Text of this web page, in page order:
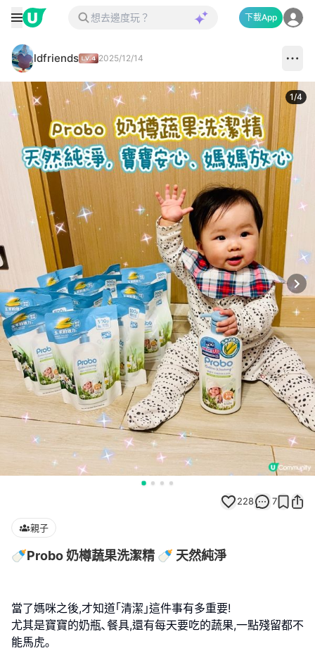
下載App
ldfriends 2025/12/14
1/4
228 7
親子
🍼Probo 奶樽蔬果洗潔精 🍼 天然純淨
當了媽咪之後,才知道｢清潔｣這件事有多重要!
尤其是寶寶的奶瓶､餐具,還有每天要吃的蔬果,一點殘留都不
能馬虎｡